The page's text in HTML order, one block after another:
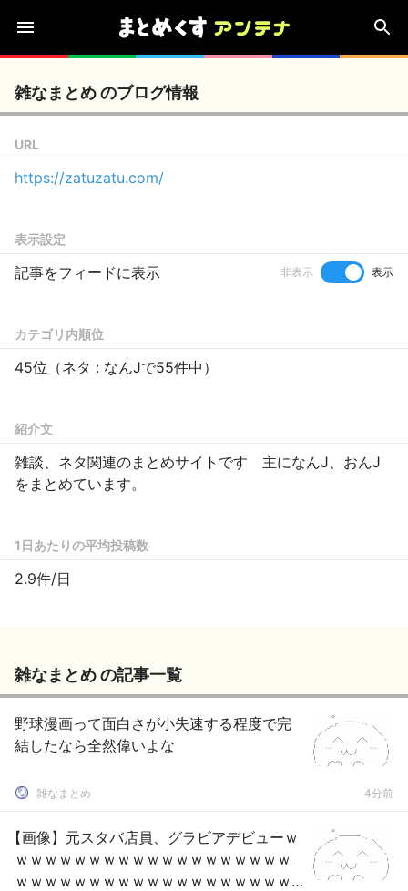
雑なまとめ のブログ情報
URL
https://zatuzatu.com/
表示設定
記事をフィードに表示 非表示 表示
カテゴリ内順位
45位（ネタ : なんJで55件中）
紹介文
雑談、ネタ関連のまとめサイトです 主になんJ、おんJ
をまとめています。
1日あたりの平均投稿数
2.9件/日
雑なまとめ の記事一覧
野球漫画って面白さが小失速する程度で完
結したなら全然偉いよな
雑なまとめ 4分前
【画像】元スタバ店員、グラビアデビューｗ
ｗｗｗｗｗｗｗｗｗｗｗｗｗｗｗｗｗｗｗ
ｗｗｗｗｗｗｗｗｗｗｗｗｗｗｗｗｗｗｗ